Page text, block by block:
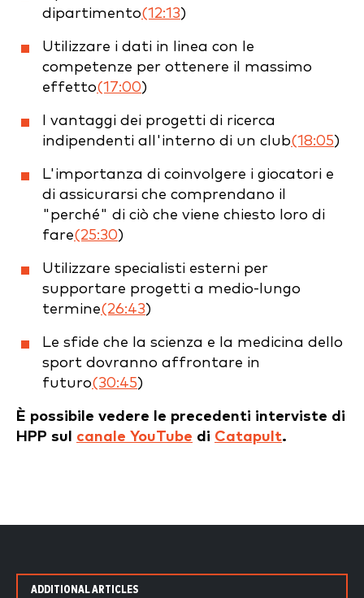
dipartimento(12:13)
Utilizzare i dati in linea con le
competenze per ottenere il massimo
effetto(17:00)
I vantaggi dei progetti di ricerca
indipendenti all'interno di un club(18:05)
L'importanza di coinvolgere i giocatori e
di assicurarsi che comprendano il
"perché" di ciò che viene chiesto loro di
fare(25:30)
Utilizzare specialisti esterni per
supportare progetti a medio-lungo
termine(26:43)
Le sfide che la scienza e la medicina dello
sport dovranno affrontare in
futuro(30:45)
È possibile vedere le precedenti interviste di
HPP sul canale YouTube di Catapult.
ADDITIONAL ARTICLES